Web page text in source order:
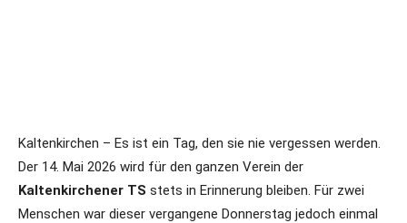
Kaltenkirchen – Es ist ein Tag, den sie nie vergessen werden.
Der 14. Mai 2026 wird für den ganzen Verein der
Kaltenkirchener TS stets in Erinnerung bleiben. Für zwei
Menschen war dieser vergangene Donnerstag jedoch einmal